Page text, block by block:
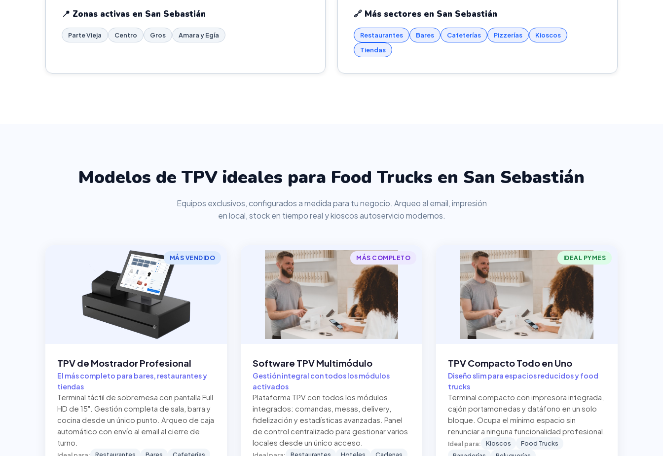
📍 Zonas activas en San Sebastián
Parte Vieja Centro Gros Amara y Egía
🔗 Más sectores en San Sebastián
Restaurantes Bares Cafeterías Pizzerías
Kioscos
Tiendas
Modelos de TPV ideales para Food Trucks en San Sebastián
Equipos exclusivos, configurados a medida para tu negocio. Arqueo al email, impresión
en local, stock en tiempo real y kioscos autoservicio modernos.
MÁS VENDIDO
TPV de Mostrador Profesional
El más completo para bares, restaurantes y
tiendas
Terminal táctil de sobremesa con pantalla Full
HD de 15". Gestión completa de sala, barra y
cocina desde un único punto. Arqueo de caja
automático con envío al email al cierre de
turno.
MÁS COMPLETO
Software TPV Multimódulo
Gestión integral con todos los módulos
activados
Plataforma TPV con todos los módulos
integrados: comandas, mesas, delivery,
fidelización y estadísticas avanzadas. Panel
de control centralizado para gestionar varios
locales desde un único acceso.
IDEAL PYMES
TPV Compacto Todo en Uno
Diseño slim para espacios reducidos y food
trucks
Terminal compacto con impresora integrada,
cajón portamonedas y datáfono en un solo
bloque. Ocupa el mínimo espacio sin
renunciar a ninguna funcionalidad profesional.
Ideal para: Kioscos
Food Trucks